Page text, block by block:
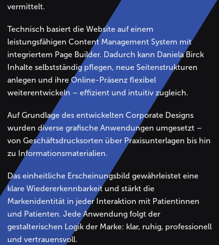
vermittelt.
Technisch basiert die Website auf einem
leistungsfähigen Content Management System mit
integriertem Page Builder. Dadurch kann Daniela Birck
Inhalte selbstständig pflegen, neue Seitenstrukturen
anlegen und ihre Online-Präsenz flexibel
weiterentwickeln – effizient und intuitiv zugleich.
Auf Grundlage des entwickelten Corporate Designs
wurden diverse grafische Anwendungen umgesetzt –
von Geschäftsdrucksorten über Praxisunterlagen bis hin
zu Informationsmaterialien.
Das einheitliche Erscheinungsbild gewährleistet eine
klare Wiedererkennbarkeit und stärkt die
Markenidentität in jeder Interaktion mit Patientinnen
und Patienten. Jede Anwendung folgt der
gestalterischen Logik der Marke: klar, ruhig, professionell
und vertrauensvoll.